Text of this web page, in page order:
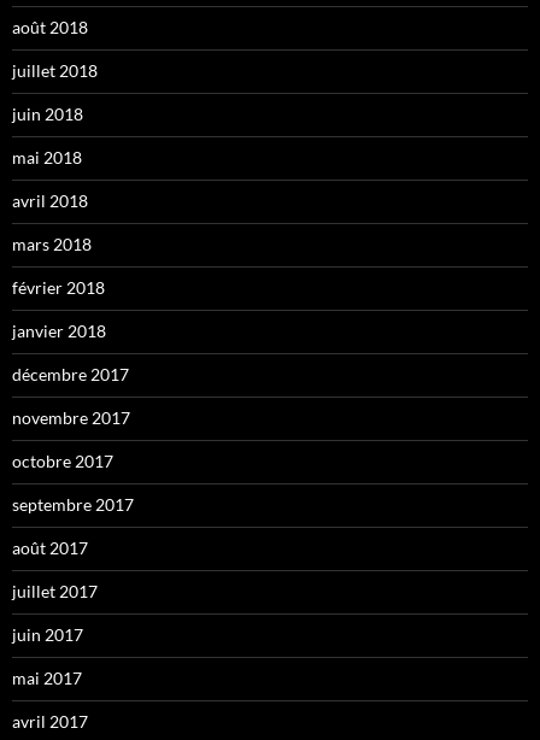
août 2018
juillet 2018
juin 2018
mai 2018
avril 2018
mars 2018
février 2018
janvier 2018
décembre 2017
novembre 2017
octobre 2017
septembre 2017
août 2017
juillet 2017
juin 2017
mai 2017
avril 2017